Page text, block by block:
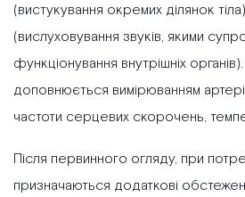
(вистукування окремих ділянок
(вислуховування звуків, якими
функціонування внутрішніх
доповнюється вимірюванням
частоти серцевих скорочень,
Після первинного огляду, при
призначаються додаткові